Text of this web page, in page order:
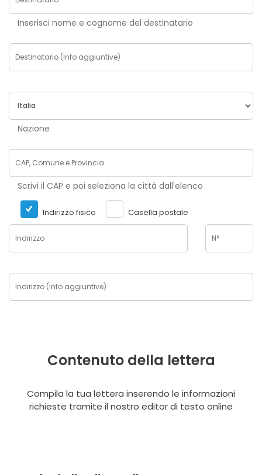
Inserisci nome e cognome del destinatario
Nazione
Scrivi il CAP e poi seleziona la città dall'elenco
Indirizzo fisico Casella postale
Contenuto della lettera
Compila la tua lettera inserendo le informazioni
richieste tramite il nostro editor di testo online